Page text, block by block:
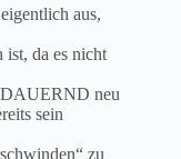
aus,
ist, da es nicht
DAUERND neu
sein
zu